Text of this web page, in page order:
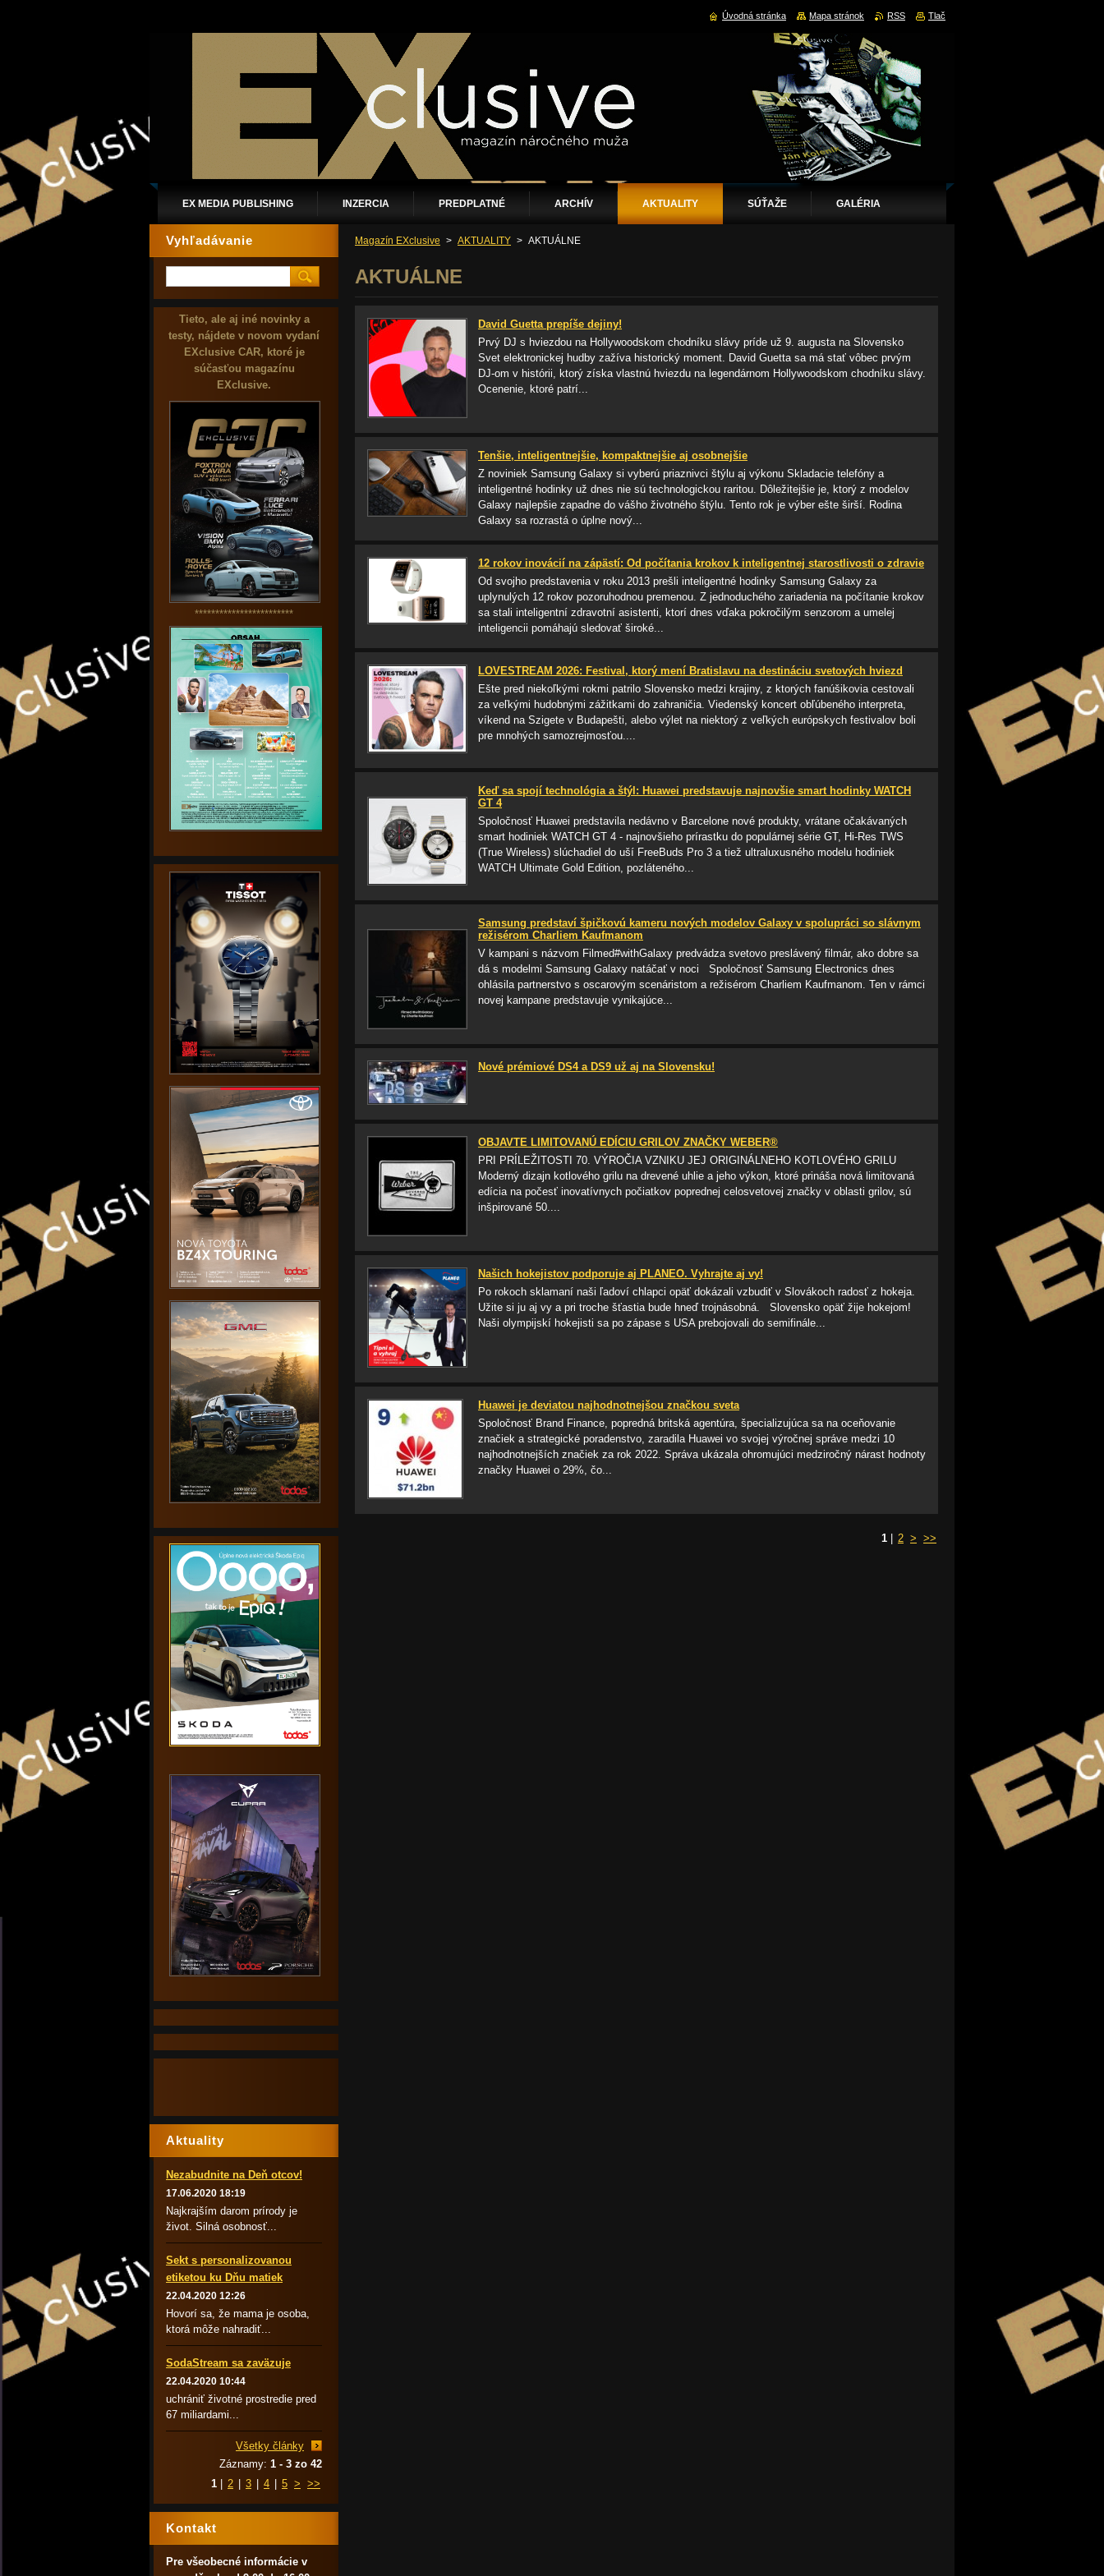
EX MEDIA PUBLISHING INZERCIA PREDPLATNÉ ARCHÍV AKTUALITY SÚŤAŽE GALÉRIA
Magazín EXclusive > AKTUALITY > AKTUÁLNE
AKTUÁLNE
David Guetta prepíše dejiny!
Prvý DJ s hviezdou na Hollywoodskom chodníku slávy príde už 9. augusta na Slovensko
Svet elektronickej hudby zažíva historický moment. David Guetta sa má stať vôbec prvým
DJ-om v histórii, ktorý získa vlastnú hviezdu na legendárnom Hollywoodskom chodníku slávy.
Ocenenie, ktoré patrí...
Tenšie, inteligentnejšie, kompaktnejšie aj osobnejšie
Z noviniek Samsung Galaxy si vyberú priaznivci štýlu aj výkonu Skladacie telefóny a
inteligentné hodinky už dnes nie sú technologickou raritou. Dôležitejšie je, ktorý z modelov
Galaxy najlepšie zapadne do vášho životného štýlu. Tento rok je výber ešte širší. Rodina
Galaxy sa rozrastá o úplne nový...
12 rokov inovácií na zápästí: Od počítania krokov k inteligentnej starostlivosti o zdravie
Od svojho predstavenia v roku 2013 prešli inteligentné hodinky Samsung Galaxy za
uplynulých 12 rokov pozoruhodnou premenou. Z jednoduchého zariadenia na počítanie krokov
sa stali inteligentní zdravotní asistenti, ktorí dnes vďaka pokročilým senzorom a umelej
inteligencii pomáhajú sledovať široké...
LOVESTREAM 2026: Festival, ktorý mení Bratislavu na destináciu svetových hviezd
Ešte pred niekoľkými rokmi patrilo Slovensko medzi krajiny, z ktorých fanúšikovia cestovali
za veľkými hudobnými zážitkami do zahraničia. Viedenský koncert obľúbeného interpreta,
víkend na Szigete v Budapešti, alebo výlet na niektorý z veľkých európskych festivalov boli
pre mnohých samozrejmosťou....
Keď sa spojí technológia a štýl: Huawei predstavuje najnovšie smart hodinky WATCH
GT 4
Spoločnosť Huawei predstavila nedávno v Barcelone nové produkty, vrátane očakávaných
smart hodiniek WATCH GT 4 - najnovšieho prírastku do populárnej série GT, Hi-Res TWS
(True Wireless) slúchadiel do uší FreeBuds Pro 3 a tiež ultraluxusného modelu hodiniek
WATCH Ultimate Gold Edition, pozláteného...
Samsung predstaví špičkovú kameru nových modelov Galaxy v spolupráci so slávnym
režisérom Charliem Kaufmanom
V kampani s názvom Filmed#withGalaxy predvádza svetovo preslávený filmár, ako dobre sa
dá s modelmi Samsung Galaxy natáčať v noci Spoločnosť Samsung Electronics dnes
ohlásila partnerstvo s oscarovým scenáristom a režisérom Charliem Kaufmanom. Ten v rámci
novej kampane predstavuje vynikajúce...
Nové prémiové DS4 a DS9 už aj na Slovensku!
OBJAVTE LIMITOVANÚ EDÍCIU GRILOV ZNAČKY WEBER®
PRI PRÍLEŽITOSTI 70. VÝROČIA VZNIKU JEJ ORIGINÁLNEHO KOTLOVÉHO GRILU
Moderný dizajn kotlového grilu na drevené uhlie a jeho výkon, ktoré prináša nová limitovaná
edícia na počesť inovatívnych počiatkov poprednej celosvetovej značky v oblasti grilov, sú
inšpirované 50....
Našich hokejistov podporuje aj PLANEO. Vyhrajte aj vy!
Po rokoch sklamaní naši ľadoví chlapci opäť dokázali vzbudiť v Slovákoch radosť z hokeja.
Užite si ju aj vy a pri troche šťastia bude hneď trojnásobná. Slovensko opäť žije hokejom!
Naši olympijskí hokejisti sa po zápase s USA prebojovali do semifinále...
Huawei je deviatou najhodnotnejšou značkou sveta
Spoločnosť Brand Finance, popredná britská agentúra, špecializujúca sa na oceňovanie
značiek a strategické poradenstvo, zaradila Huawei vo svojej výročnej správe medzi 10
najhodnotnejších značiek za rok 2022. Správa ukázala ohromujúci medziročný nárast hodnoty
značky Huawei o 29%, čo...
1 2 > >>
Vyhľadávanie
Tieto, ale aj iné novinky a
testy, nájdete v novom vydaní
EXclusive CAR, ktoré je
súčasťou magazínu
EXclusive.
************************
Aktuality
Nezabudnite na Deň otcov!
17.06.2020 18:19
Najkrajším darom prírody je
život. Silná osobnosť...
Sekt s personalizovanou
etiketou ku Dňu matiek
22.04.2020 12:26
Hovorí sa, že mama je osoba,
ktorá môže nahradiť...
SodaStream sa zaväzuje
22.04.2020 10:44
uchrániť životné prostredie pred
67 miliardami...
Všetky články
Záznamy: 1 - 3 zo 42
1
2 3 4 5 > >>
Kontakt
Pre všeobecné informácie v
Úvodná stránka Mapa stránok RSS Tlač